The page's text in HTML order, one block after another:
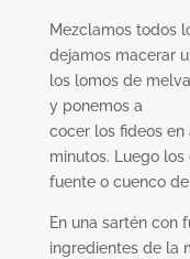
Mezclamos todos
dejamos macerar
los lomos de
y ponemos a
cocer los fideos en
minutos. Luego
fuente o cuenco
En una sartén con
ingredientes de la